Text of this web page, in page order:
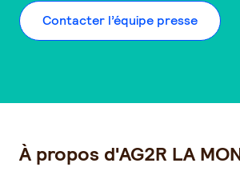
Contacter l’équipe presse
À propos d'AG2R LA